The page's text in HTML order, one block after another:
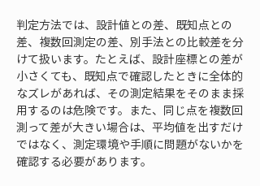
判定方法では、設計値との差、既知点との
差、複数回測定の差、別手法との比較差を分
けて扱います。たとえば、設計座標との差が
小さくても、既知点で確認したときに全体的
なズレがあれば、その測定結果をそのまま採
用するのは危険です。また、同じ点を複数回
測って差が大きい場合は、平均値を出すだけ
ではなく、測定環境や手順に問題がないかを
確認する必要があります。